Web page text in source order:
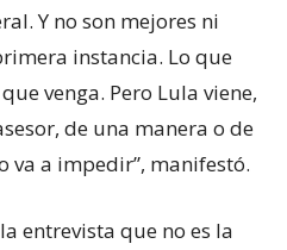
Y no son mejores ni
instancia. Lo que
venga. Pero Lula viene,
de una manera o de
va a impedir”, manifestó.
entrevista que no es la